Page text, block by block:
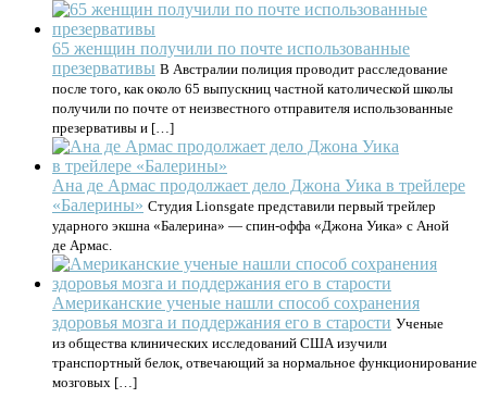
65 женщин получили по почте использованные
презервативы В Австралии полиция проводит расследование
после того, как около 65 выпускниц частной католической школы
получили по почте от неизвестного отправителя использованные
презервативы и […]
Ана де Армас продолжает дело Джона Уика в трейлере
«Балерины» Студия Lionsgate представили первый трейлер
ударного экшна «Балерина» — спин-оффа «Джона Уика» с Аной
де Армас.
Американские ученые нашли способ сохранения
здоровья мозга и поддержания его в старости Ученые
из общества клинических исследований США изучили
транспортный белок, отвечающий за нормальное функционирование
мозговых […]